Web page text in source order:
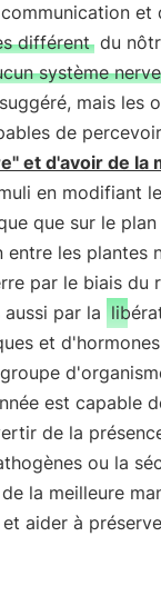
et
différent du
système
mais les
de
et d'avoir de la
en modifiant
que sur le
entre les plantes
par le biais du
par la
et
est capable
de la
ou la
la meilleure
aider à